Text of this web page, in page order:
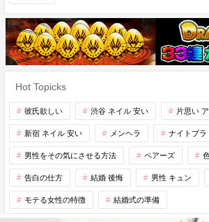
Hot Topicks
彼氏欲しい 渋谷 ネイル 安い 片思い
新宿 ネイル 安い メンヘラ ナイトブラ
男性をその気にさせる方法 ペアーズ
告白の仕方 結婚 後悔 男性 キュン
モテる女性の特徴 結婚式の準備